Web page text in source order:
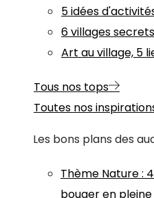
5 idées
6 villages secrets
Art au village, 5
Tous nos tops
Toutes nos
Les bons plans des
Thème Nature:
bouger en